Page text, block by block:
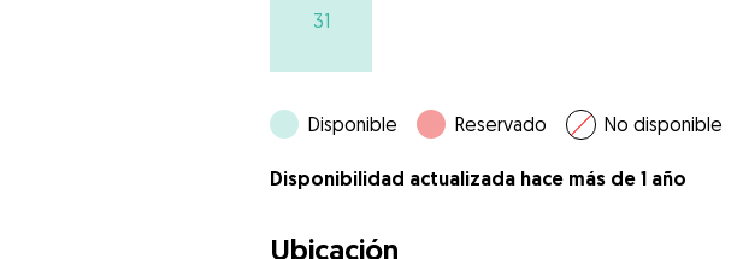
31
Disponible Reservado No disponible
Disponibilidad actualizada hace más de 1 año
Ubicación